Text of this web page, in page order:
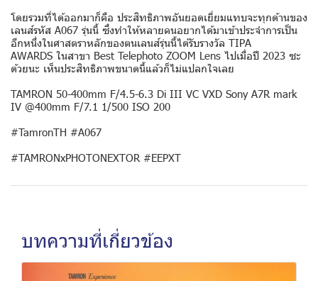
โดยรวมที่ได้ออกมาก็คือ ประสิทธิภาพอันยอดเยี่ยมแทบจะทุกด้านของ
เลนส์รหัส A067 รุ่นนี้ ซึ่งทำให้หลายคนอยากได้มาเข้าประจำการเป็น
อีกหนึ่งในศาสตราหลักของตนเลนส์รุ่นนี้ได้รับรางวัล TIPA
AWARDS ในสาขา Best Telephoto ZOOM Lens ไปเมื่อปี 2023 ซะ
ด้วยนะ เห็นประสิทธิภาพขนาดนี้แล้วก็ไม่แปลกใจเลย
TAMRON 50-400mm F/4.5-6.3 Di III VC VXD Sony A7R mark
IV @400mm F/7.1 1/500 ISO 200
#TamronTH #A067
#TAMRONxPHOTONEXTOR #EEPXT
บทความที่เกี่ยวข้อง